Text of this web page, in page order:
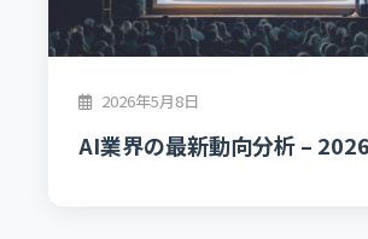
2026年5月8日
AI業界の最新動向分析 –